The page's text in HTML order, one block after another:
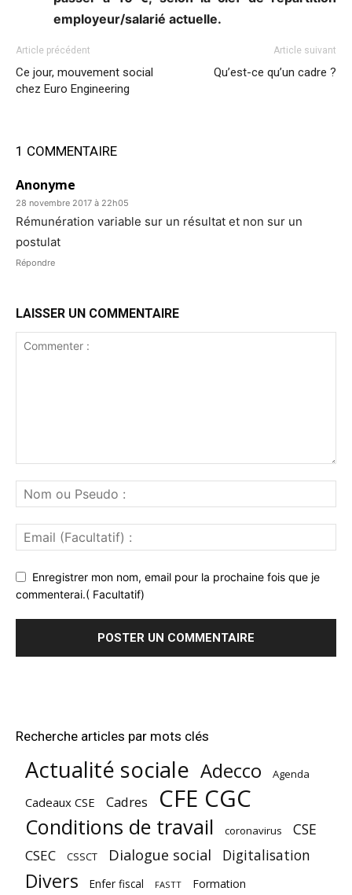
employeur/salarié actuelle.
Article précédent
Ce jour, mouvement social
chez Euro Engineering
Article suivant
Qu’est-ce qu’un cadre ?
1 COMMENTAIRE
Anonyme
28 novembre 2017 à 22h05
Rémunération variable sur un résultat et non sur un
postulat
Répondre
LAISSER UN COMMENTAIRE
Enregistrer mon nom, email pour la prochaine fois que je
commenterai.( Facultatif)
Recherche articles par mots clés
Actualité sociale Adecco Agenda
Cadeaux CSE Cadres CFE CGC
Conditions de travail coronavirus CSE
CSEC CSSCT Dialogue social Digitalisation
Divers Enfer fiscal FASTT Formation